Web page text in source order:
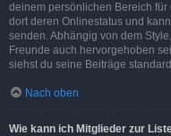
deinem persönlichen Bereich
dort deren Onlinestatus und
senden. Abhängig von dem
Freunde auch hervorgehoben
siehst du seine Beiträge
Nach oben
Wie kann ich Mitglieder zur